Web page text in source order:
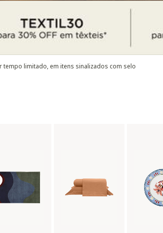
tempo limitado, em itens sinalizados com selo